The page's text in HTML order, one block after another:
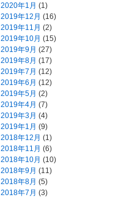
2020年1月 (1)
2019年12月 (16)
2019年11月 (2)
2019年10月 (15)
2019年9月 (27)
2019年8月 (17)
2019年7月 (12)
2019年6月 (12)
2019年5月 (2)
2019年4月 (7)
2019年3月 (4)
2019年1月 (9)
2018年12月 (1)
2018年11月 (6)
2018年10月 (10)
2018年9月 (11)
2018年8月 (5)
2018年7月 (3)